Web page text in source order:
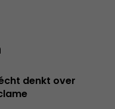
denkt over